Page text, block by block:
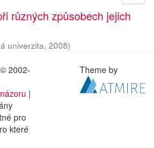
různých způsobech jejich
univerzita, 2008)
2002-
|
pro
které
Theme by